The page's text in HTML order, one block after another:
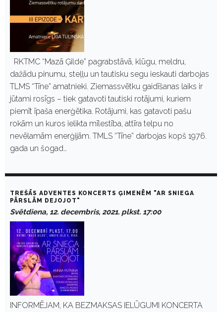
RKTMC “Mazā Ģilde” pagrabstāvā, klūgu, meldru,
dažādu pinumu, steļļu un tautisku segu ieskauti darbojas
TLMS “Tīne” amatnieki. Ziemassvētku gaidīšanas laiks ir
jūtami rosīgs – tiek gatavoti tautiski rotājumi, kuriem
piemīt īpaša enerģētika. Rotājumi, kas gatavoti pašu
rokām un kuros ielikta mīlestība, attīra telpu no
nevēlamām enerģijām. TMLS “Tīne” darbojas kopš 1976.
gada un šogad…
TREŠĀS ADVENTES KONCERTS ĢIMENĒM "AR SNIEGA
PĀRSLĀM DEJOJOT"
Svētdiena, 12. decembris, 2021. plkst. 17:00
INFORMĒJAM, KA BEZMAKSAS IELŪGUMI KONCERTA